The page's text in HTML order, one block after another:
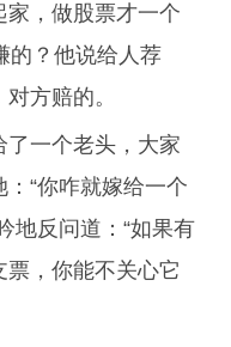
，做股票才一个
的？他说给人荐
方赔的。
一个老头，大家
“你咋就嫁给一个
地反问道：“如果有
票，你能不关心它